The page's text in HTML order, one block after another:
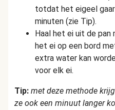
totdat het eigeel
minuten (zie Tip).
Haal het ei uit de pan
het ei op een bord
extra water kan
voor elk ei.
Tip: met deze methode
ze ook een minuut langer